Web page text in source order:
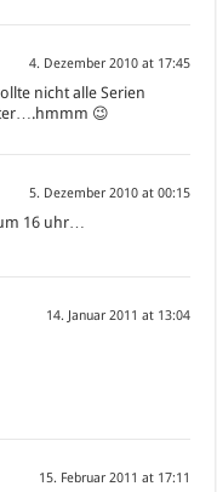
4. Dezember 2010 at 17:45
nicht alle Serien
😉
5. Dezember 2010 at 00:15
16 uhr…
14. Januar 2011 at 13:04
15. Februar 2011 at 17:11